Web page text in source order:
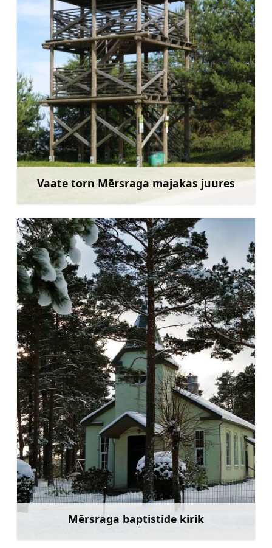
Vaate torn Mērsraga majakas juures
Rohkem teavet
Mērsraga baptistide kirik
Rohkem teavet